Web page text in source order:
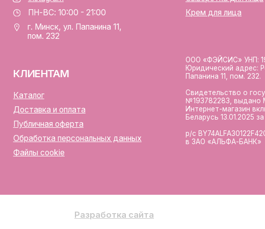
в ЗАО «АЛЬФА-БАНК»
cookie
Разработка сайта